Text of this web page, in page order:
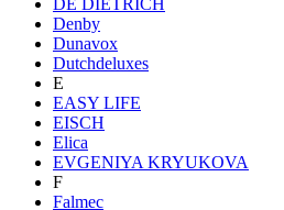
Denby
Dunavox
Dutchdeluxes
E
EASY LIFE
EISCH
Elica
EVGENIYA KRYUKOVA
F
Falmec